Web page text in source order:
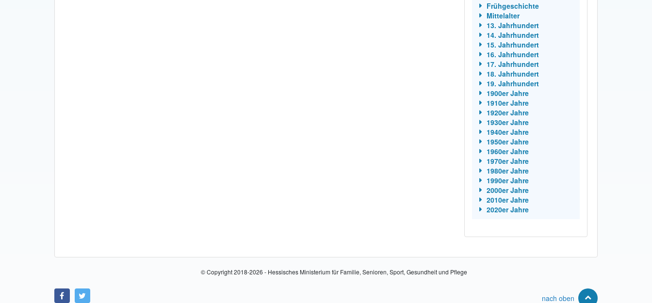
Frühgeschichte
Mittelalter
13. Jahrhundert
14. Jahrhundert
15. Jahrhundert
16. Jahrhundert
17. Jahrhundert
18. Jahrhundert
19. Jahrhundert
1900er Jahre
1910er Jahre
1920er Jahre
1930er Jahre
1940er Jahre
1950er Jahre
1960er Jahre
1970er Jahre
1980er Jahre
1990er Jahre
2000er Jahre
2010er Jahre
2020er Jahre
© Copyright 2018-2026 - Hessisches Ministerium für Familie, Senioren, Sport, Gesundheit und Pflege
Link zu Facebook
Link zu Twitter
nach oben